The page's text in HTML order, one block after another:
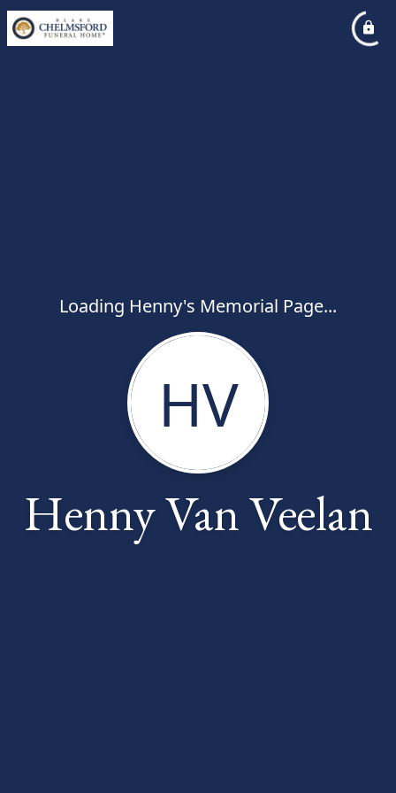
Loading Henny's Memorial Page...
HV
Henny Van Veelan